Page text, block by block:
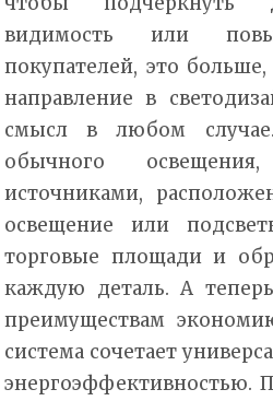
видимость или
покупателей, это
направление в
смысл в любом
обычного освещения,
источниками,
освещение или
торговые площади и
каждую деталь. А
преимуществам
система сочетает
энергоэффективностью.